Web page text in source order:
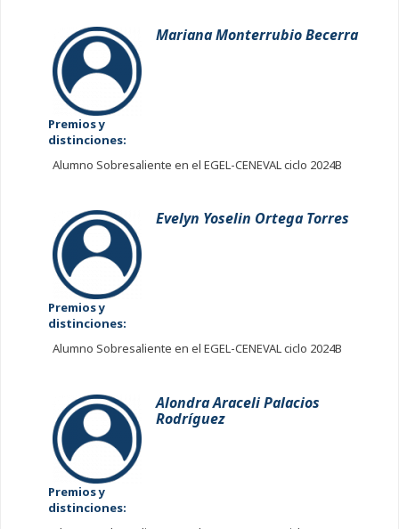
Mariana Monterrubio Becerra
Premios y
distinciones:
Alumno Sobresaliente en el EGEL-CENEVAL ciclo 2024B
Evelyn Yoselin Ortega Torres
Premios y
distinciones:
Alumno Sobresaliente en el EGEL-CENEVAL ciclo 2024B
Alondra Araceli Palacios
Rodríguez
Premios y
distinciones: